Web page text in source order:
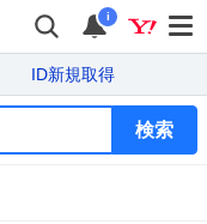
i
ID新規取得
検索